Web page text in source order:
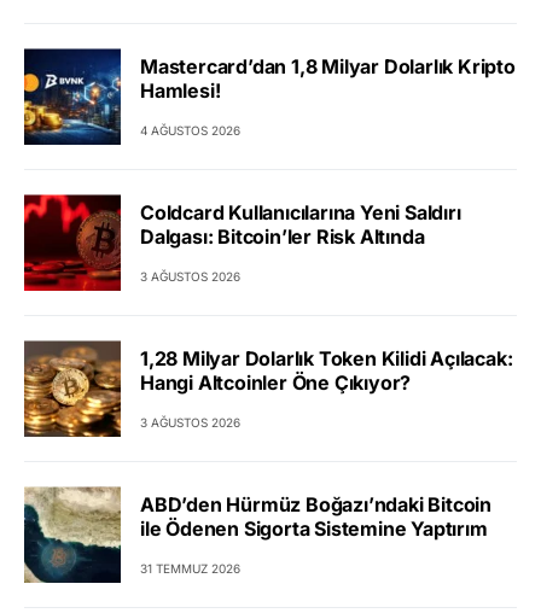
Mastercard’dan 1,8 Milyar Dolarlık Kripto
Hamlesi!
4 AĞUSTOS 2026
Coldcard Kullanıcılarına Yeni Saldırı
Dalgası: Bitcoin’ler Risk Altında
3 AĞUSTOS 2026
1,28 Milyar Dolarlık Token Kilidi Açılacak:
Hangi Altcoinler Öne Çıkıyor?
3 AĞUSTOS 2026
ABD’den Hürmüz Boğazı’ndaki Bitcoin
ile Ödenen Sigorta Sistemine Yaptırım
31 TEMMUZ 2026